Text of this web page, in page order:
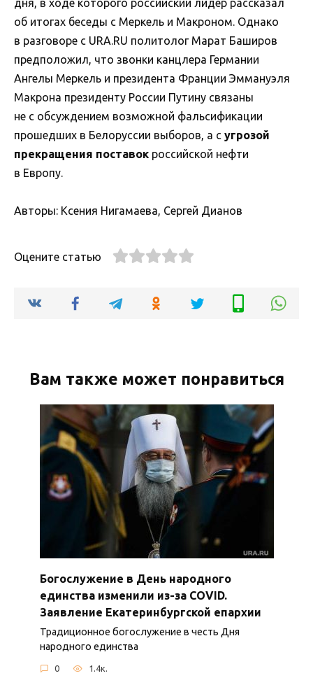
дня, в ходе которого российский лидер рассказал
об итогах беседы с Меркель и Макроном. Однако
в разговоре с URA.RU политолог Марат Баширов
предположил, что звонки канцлера Германии
Ангелы Меркель и президента Франции Эммануэля
Макрона президенту России Путину связаны
не с обсуждением возможной фальсификации
прошедших в Белоруссии выборов, а с угрозой
прекращения поставок российской нефти
в Европу.
Авторы: Ксения Нигамаева, Сергей Дианов
Оцените статью
Вам также может понравиться
Богослужение в День народного
единства изменили из-за COVID.
Заявление Екатеринбургской епархии
Традиционное богослужение в честь Дня
народного единства
0 1.4к.